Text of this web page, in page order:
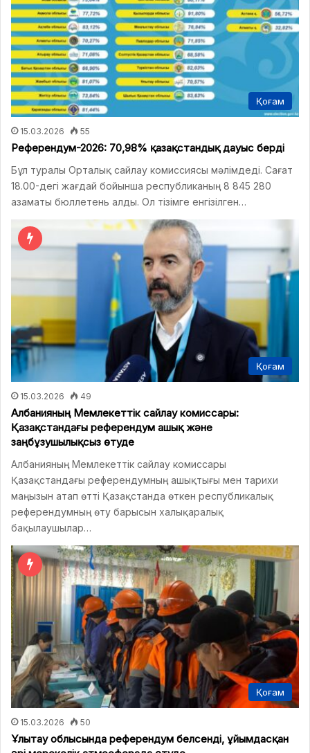
Қоғам
15.03.2026 55
Референдум-2026: 70,98% қазақстандық дауыс берді
Бұл туралы Орталық сайлау комиссиясы мәлімдеді. Сағат
18.00-дегі жағдай бойынша республиканың 8 845 280
азаматы бюллетень алды. Ол тізімге енгізілген…
Қоғам
15.03.2026 49
Албанияның Мемлекеттік сайлау комиссары:
Қазақстандағы референдум ашық және
заңбұзушылықсыз өтуде
Албанияның Мемлекеттік сайлау комиссары
Қазақстандағы референдумның ашықтығы мен тарихи
маңызын атап өтті Қазақстанда өткен республикалық
референдумның өту барысын халықаралық
бақылаушылар…
Қоғам
15.03.2026 50
Ұлытау облысында референдум белсенді, ұйымдасқан